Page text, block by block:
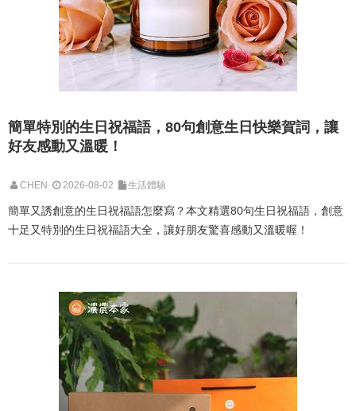
簡單特別的生日祝福語，80句創意生日快樂賀詞，讓
好友感動又溫暖！
CHEN 2026-08-02 生活體驗
簡單又誘創意的生日祝福語怎麼寫？本文精選80句生日祝福語，創意
十足又特別的生日祝福語大全，讓好朋友驚喜感動又溫暖喔！